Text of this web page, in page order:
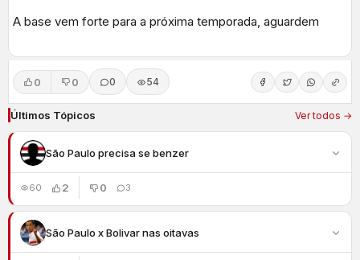
A base vem forte para a próxima temporada, aguardem
0 0 0 54
Últimos Tópicos Ver todos →
São Paulo precisa se benzer
60 2 0 3
São Paulo x Bolivar nas oitavas